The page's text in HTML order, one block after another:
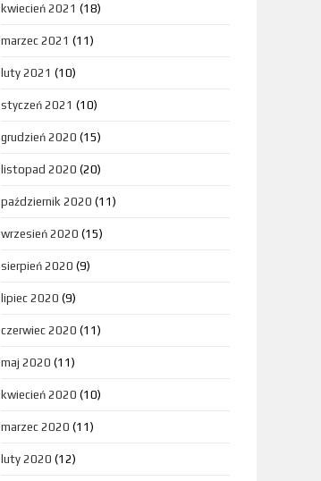
kwiecień 2021 (18)
marzec 2021 (11)
luty 2021 (10)
styczeń 2021 (10)
grudzień 2020 (15)
listopad 2020 (20)
październik 2020 (11)
wrzesień 2020 (15)
sierpień 2020 (9)
lipiec 2020 (9)
czerwiec 2020 (11)
maj 2020 (11)
kwiecień 2020 (10)
marzec 2020 (11)
luty 2020 (12)